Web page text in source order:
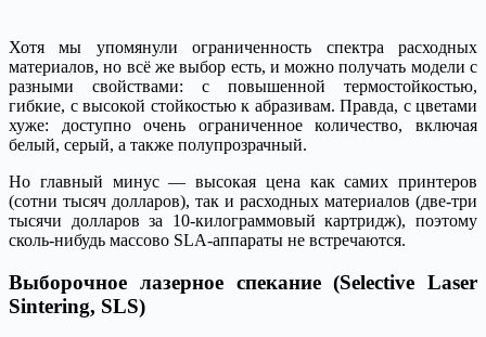
Хотя мы упомянули ограниченность спектра расходных
материалов, но всё же выбор есть, и можно получать модели с
разными свойствами: с повышенной термостойкостью,
гибкие, с высокой стойкостью к абразивам. Правда, с цветами
хуже: доступно очень ограниченное количество, включая
белый, серый, а также полупрозрачный.
Но главный минус — высокая цена как самих принтеров
(сотни тысяч долларов), так и расходных материалов (две-три
тысячи долларов за 10-килограммовый картридж), поэтому
сколь-нибудь массово SLA-аппараты не встречаются.
Выборочное лазерное спекание (Selective Laser
Sintering, SLS)